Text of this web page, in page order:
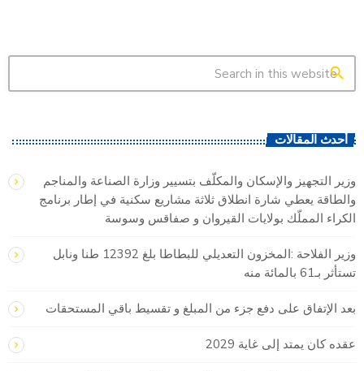
search
أحدث المقالات
وزير التجهيز والإسكان والمكلّف بتسيير وزارة الصناعة والمناجم
والطاقة يعطي شارة انطلاق ثلاثة مشاريع سكنية في إطار برنامج
الكراء المملّك بولايات القيروان و صفاقس وسوسة
وزير الفلاحة :المخزون التعديلي للبطاطا بلغ 12392 طنا ونابل
تستأثر بـ61 بالمائة منه
بعد الإتفاق على دفع جزء من المبلغ و تقسيط باقي المستحقات
عقده كان يمتد إلى غاية 2029